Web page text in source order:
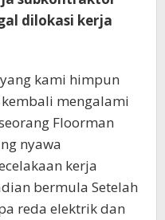
dilokasi kerja
kami himpun
mengalami
Floorman
nyawa
kerja
bermula Setelah
reda elektrik dan